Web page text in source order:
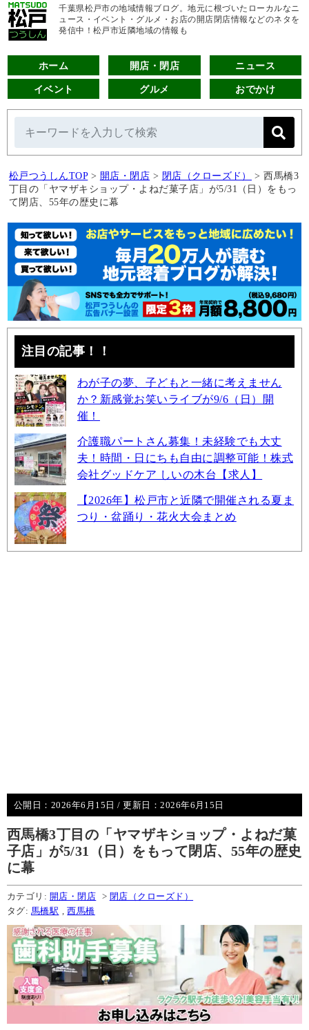
千葉県松戸市の地域情報ブログ。地元に根づいたローカルなニ
ュース・イベント・グルメ・お店の開店閉店情報などのネタを
発信中！松戸市近隣地域の情報も
ホーム 開店・閉店 ニュース
イベント グルメ おでかけ
松戸つうしんTOP > 開店・閉店 > 閉店（クローズド） > 西馬橋3
丁目の「ヤマザキショップ・よねだ菓子店」が5/31（日）をもっ
て閉店、55年の歴史に幕
注目の記事！！
わが子の夢、子どもと一緒に考えません
か？新感覚お笑いライブが9/6（日）開
催！
介護職パートさん募集！未経験でも大丈
夫！時間・日にちも自由に調整可能！株式
会社グッドケア しいの木台【求人】
【2026年】松戸市と近隣で開催される夏ま
つり・盆踊り・花火大会まとめ
公開日： 2026年6月15日 / 更新日：2026年6月15日
西馬橋3丁目の「ヤマザキショップ・よねだ菓
子店」が5/31（日）をもって閉店、55年の歴史
に幕
カテゴリ: 開店・閉店 > 閉店（クローズド）
タグ: 馬橋駅 ,西馬橋